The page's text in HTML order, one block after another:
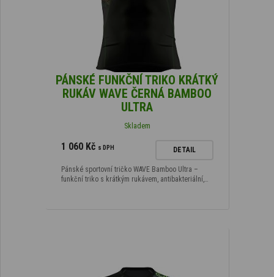
PÁNSKÉ FUNKČNÍ TRIKO KRÁTKÝ
RUKÁV WAVE ČERNÁ BAMBOO
ULTRA
Skladem
1 060 Kč s DPH DETAIL
Pánské sportovní tričko WAVE Bamboo Ultra –
funkční triko s krátkým rukávem, antibakteriální,…